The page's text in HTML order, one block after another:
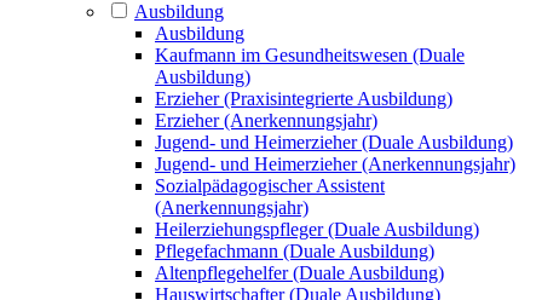
Ausbildung
Ausbildung
Kaufmann im Gesundheitswesen (Duale
Ausbildung)
Erzieher (Praxisintegrierte Ausbildung)
Erzieher (Anerkennungsjahr)
Jugend- und Heimerzieher (Duale Ausbildung)
Jugend- und Heimerzieher (Anerkennungsjahr)
Sozialpädagogischer Assistent
(Anerkennungsjahr)
Heilerziehungspfleger (Duale Ausbildung)
Pflegefachmann (Duale Ausbildung)
Altenpflegehelfer (Duale Ausbildung)
Hauswirtschafter (Duale Ausbildung)